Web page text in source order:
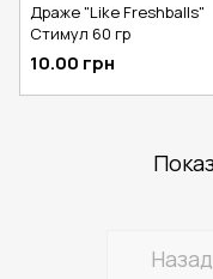
Драже "Like Freshballs"
Стимул 60 гр
10.00 грн
Назад